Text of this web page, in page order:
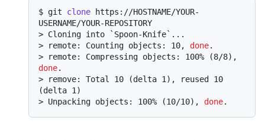
$ git clone https://HOSTNAME/YOUR-
USERNAME/YOUR-REPOSITORY
> Cloning into `Spoon-Knife`...
>
remote: Counting objects: 10, done.
>
done.
>
remove: Total 10 (delta 1), reused 10
(delta 1)
> Unpacking objects: 100% (10/10), done.